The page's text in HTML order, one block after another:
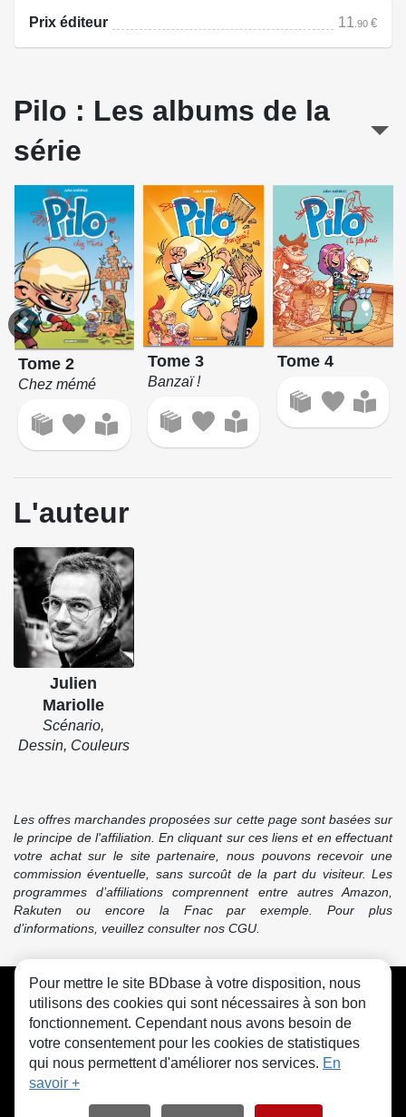
Source : Bamboo Édition
Prix éditeur 11 .90 €
Pilo : Les albums de la
série
Tome 2
Chez mémé
Tome 3
Banzaï !
Tome 4
L'auteur
Julien
Mariolle
Scénario,
Dessin, Couleurs
Les offres marchandes proposées sur cette page sont basées sur
le principe de l'affiliation. En cliquant sur ces liens et en effectuant
votre achat sur le site partenaire, nous pouvons recevoir une
commission éventuelle, sans surcoût de la part du visiteur. Les
programmes d’affiliations comprennent entre autres Amazon,
Rakuten ou encore la Fnac par exemple. Pour plus
d’informations, veuillez consulter nos CGU.
CGU FAQ Contact Cookies
Pour mettre le site BDbase à votre disposition, nous
utilisons des cookies qui sont nécessaires à son bon
fonctionnement. Cependant nous avons besoin de
votre consentement pour les cookies de statistiques
qui nous permettent d'améliorer nos services. En
savoir +